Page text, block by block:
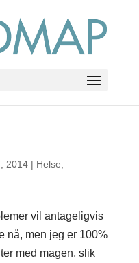
2014| Helse
vil antageligvis
nå, men jeg er 100%
med magen, slik